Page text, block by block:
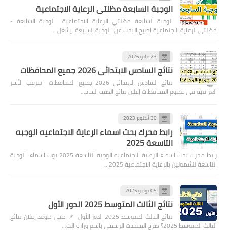
الوجبة السابعة مظلتي الرعاية الاجتماعية
الوجبة السابعة مظلتي الرعاية الاجتماعية الوجبة السابعة -
مظلتي الرعاية الاجتماعية اصبح البحث عن الوجبة السابعة يشغل …
23 مايو 2026
نتائج السادس الابتدائي 2026 جميع المحافظات
نتائج السادس الابتدائي 2026 جميع المحافظات تترقب الأسر
العراقية في عموم المحافظات إعلان نتائج الصف الساد…
30 أكتوبر 2023
رابط محرك بحث اسماء الرعاية الاجتماعيه الوجبه
التاسعة 2025
رابط محرك بحث اسماء الرعاية الاجتماعيه الوجبه التاسعة 2025 بوت اسماء الوجبة
التاسعة للشمولين بالرعاية الاجتماعية 2025…
05 يونيو 2025
نتائج الثالث المتوسط 2025 الدور الأول
نتائج الثالث المتوسط 2025 الدور الأول 📌 متى موعد إعلان نتائج
الثالث المتوسط 2025؟ صرح المتحدث الرسمي باسم وزارة الت…